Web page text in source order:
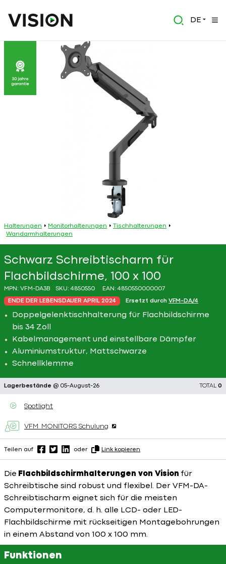
DE
Halterungen Monitorhalterungen
Tischhalterungen
Wandarmhalterungen
Schwarz Schreibtischarm für
Flachbildschirme, 100 x 100
MPN: VFM-DA3B SKU:4850550 EAN:4850550000007
ENDE DER LEBENSDAUER APRIL 2024 Ersetzt durch VFM-DA/4
Doppelgelenktischhalterung für Flachbildschirme
bis 34 Zoll
Kabelmanagement und einstellbare Dämpfer
Aluminiumstruktur, Mattschwarze
Schnellklemme
Lagerbestände @ 05-August-26 TOTAL 0
Spotlight
VFM_MONITORS Schulung
Teilen auf oder Link kopieren
Die Flachbildschirmhalterungen von Vision für
Schreibtische sind robust und flexibel. Der VFM-DA-
Schreibtischarm eignet sich für die meisten
Computermonitore, d. h. alle LCD- oder LED-
Flachbildschirme mit rückseitigen Montagebohrungen
in einem Abstand von 100 x 100 mm.
Funktionen